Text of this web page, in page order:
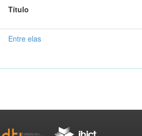
Título
Entre elas